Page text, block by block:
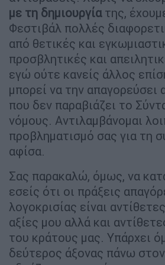
με τη δημιουργίατης,
Φεστιβάλ πολλές
από θετικές και
προσβλητικές και
εγώ ούτε κανείς άλλος
μπορεί να την απαγορεύσει
που δεν παραβιάζει το
νόμους. Αντιλαμβάνομαι
προβληματισμό σας για τη
αφίσα.
Σας παρακαλώ, όμως, να
εσείς ότι οι πράξεις
λογοκρισίας είναι
αξίες μου αλλά και
του κράτους μας. Υπάρχει
δεύτερος άξονας πάνω